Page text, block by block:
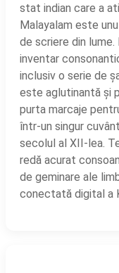
stat indian care a
Malayalam este
de scriere din
inventar
inclusiv o serie de
este aglutinantă și
purta marcaje
într-un singur
secolul al XII-lea.
redă acurat
de geminare ale
conectată digital a